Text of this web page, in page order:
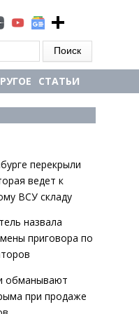
СТАТЬИ
перекрыли
ведет к
ВСУ складу
назвала
приговора по
обманывают
при продаже